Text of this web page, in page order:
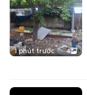
1 phút trước 4